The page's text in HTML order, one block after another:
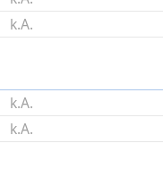
k.A.
k.A.
k.A.